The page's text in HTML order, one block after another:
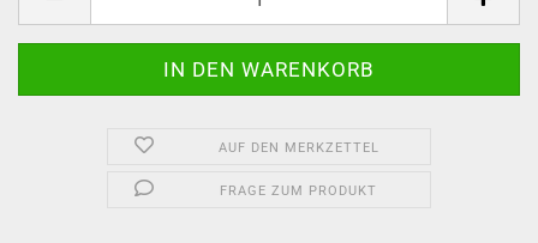
AUF DEN MERKZETTEL
FRAGE ZUM PRODUKT